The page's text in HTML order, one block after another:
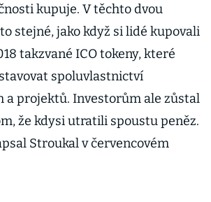
kupuje. V těchto dvou
stejné, jako když si lidé kupovali
takzvané ICO tokeny, které
spoluvlastnictví
a projektů. Investorům ale zůstal
že kdysi utratili spoustu peněz.
Stroukal v červencovém